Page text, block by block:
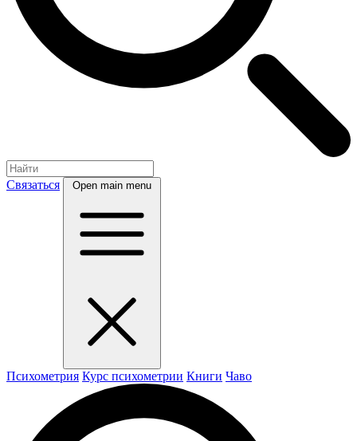
Связаться Open main menu
Психометрия Курс психометрии Книги Чаво